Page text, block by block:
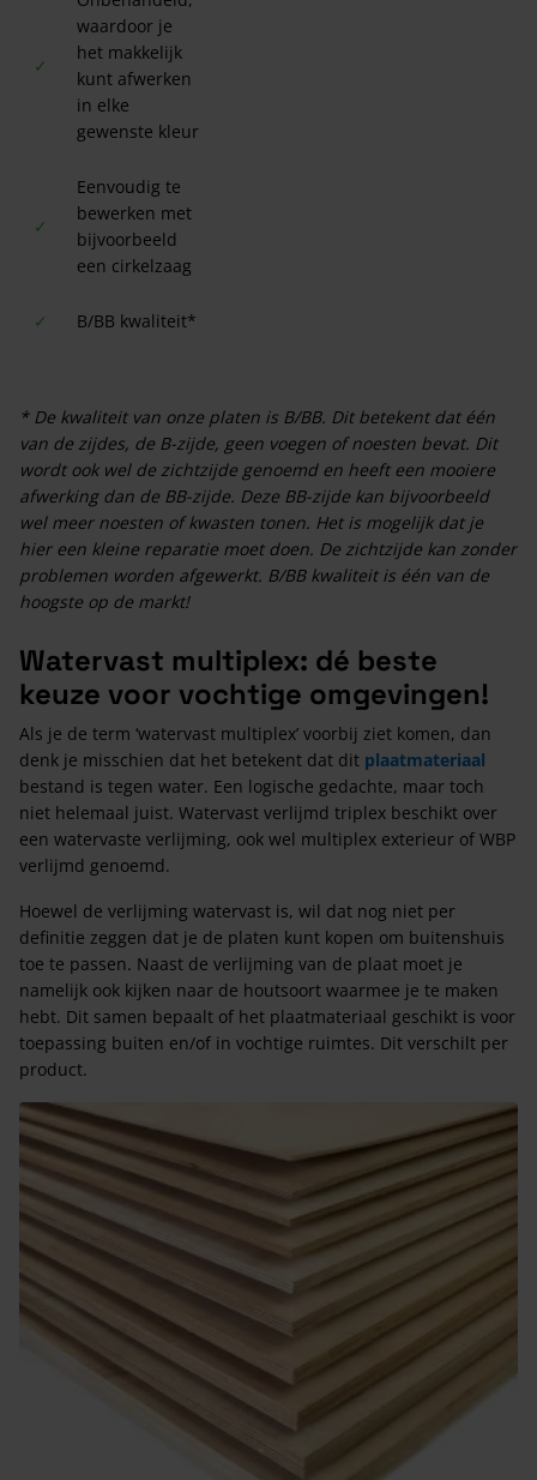
✓
waardoor je
het makkelijk
kunt afwerken
in elke
gewenste kleur
✓
Eenvoudig te
bewerken met
bijvoorbeeld
een cirkelzaag
✓ B/BB kwaliteit*
* De kwaliteit van onze platen is B/BB. Dit betekent dat één
van de zijdes, de B-zijde, geen voegen of noesten bevat. Dit
wordt ook wel de zichtzijde genoemd en heeft een mooiere
afwerking dan de BB-zijde. Deze BB-zijde kan bijvoorbeeld
wel meer noesten of kwasten tonen. Het is mogelijk dat je
hier een kleine reparatie moet doen. De zichtzijde kan zonder
problemen worden afgewerkt. B/BB kwaliteit is één van de
hoogste op de markt!
Watervast multiplex: dé beste
keuze voor vochtige omgevingen!
Als je de term ‘watervast multiplex’ voorbij ziet komen, dan
denk je misschien dat het betekent dat dit plaatmateriaal
bestand is tegen water. Een logische gedachte, maar toch
niet helemaal juist. Watervast verlijmd triplex beschikt over
een watervaste verlijming, ook wel multiplex exterieur of WBP
verlijmd genoemd.
Hoewel de verlijming watervast is, wil dat nog niet per
definitie zeggen dat je de platen kunt kopen om buitenshuis
toe te passen. Naast de verlijming van de plaat moet je
namelijk ook kijken naar de houtsoort waarmee je te maken
hebt. Dit samen bepaalt of het plaatmateriaal geschikt is voor
toepassing buiten en/of in vochtige ruimtes. Dit verschilt per
product.